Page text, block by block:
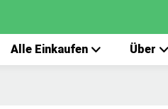
Alle Einkaufen Über